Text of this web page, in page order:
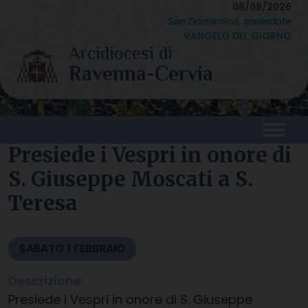
content
08/08/2026
San Domenico, sacerdote
VANGELO DEL GIORNO
Presiede i Vespri in onore di
S. Giuseppe Moscati a S.
Teresa
SABATO 1 FEBBRAIO
Presiede i Vespri in onore di S. Giuseppe